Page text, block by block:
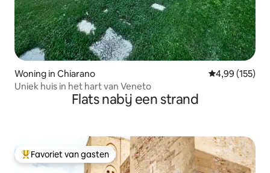
Woning in Chiarano Gemiddelde
4,99 (155)
Uniek huis in het hart van Veneto
Flats nabij een strand
Topfavoriet van gasten
Favoriet van gasten